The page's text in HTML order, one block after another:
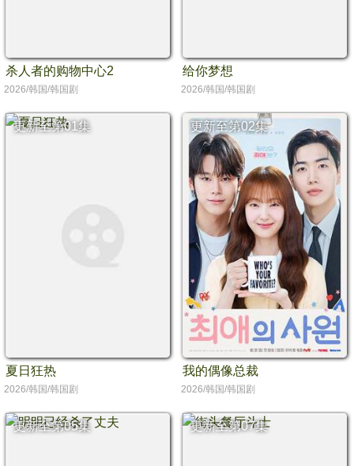
杀人者的购物中心2
2026/韩国/韩国剧
给你梦想
2026/韩国/韩国剧
更新至第01集
夏日狂热
2026/韩国/韩国剧
更新至第02集
我的偶像总裁
2026/韩国/韩国剧
更新至第05集 更新至第07集